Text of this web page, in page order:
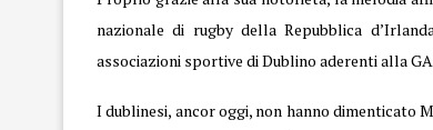
nazionale di rugby della Repubblica
associazioni sportive di Dublino aderenti alla
I dublinesi, ancor oggi, non hanno